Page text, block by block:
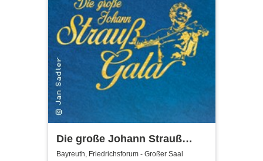
Die große Johann Strauß
Gala - unsterbliche Arien &
Bayreuth, Friedrichsforum - Großer Saal